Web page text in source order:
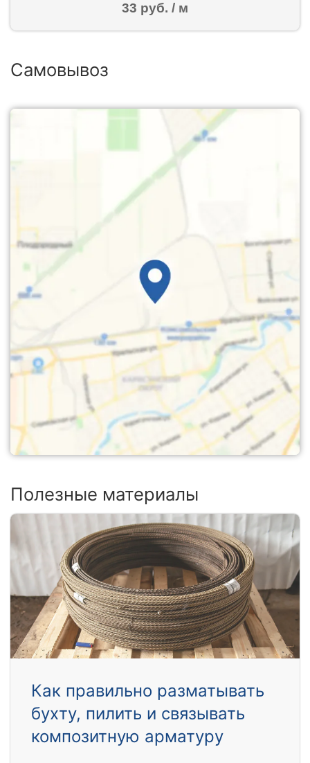
33 руб. / м
Самовывоз
Полезные материалы
Как правильно разматывать
бухту, пилить и связывать
композитную арматуру